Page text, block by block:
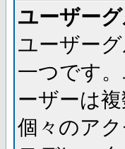
ユーザー
ユーザー
一つです
ーザーは
個々のア